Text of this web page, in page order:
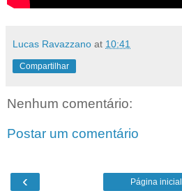
Lucas Ravazzano at 10:41
Compartilhar
Nenhum comentário:
Postar um comentário
‹ Página inicial